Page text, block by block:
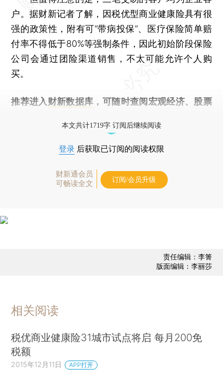
户。据财新记者了解，因税优型商业健康险具有很
强的政策性，附有可“带病投保”、医疗保险简单赔
付率不得低于80%等强制条件，因此初始阶段保险
公司会通过团险渠道销售，不太可能允许个人购
买。
推荐进入 财新数据库 ，可随时查阅宏观经济、股票
本文共计1719字 订阅后继续阅读
登录 后获取已订阅的阅读权限
财新通会员
可畅读全文
订阅/会员升级
责任编辑：李箐
版面编辑：李丽莎
相关阅读
税优商业健康险31城市试点将启 每月200免
税额
2015年12月11日 APP打开